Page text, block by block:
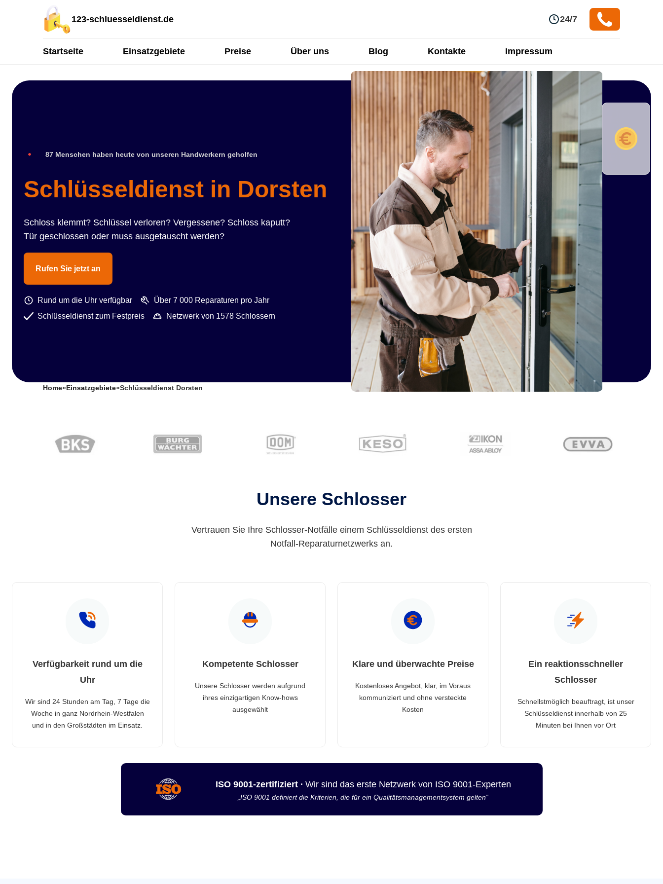
123-schluesseldienst.de 24/7
Startseite Einsatzgebiete Preise Über uns Blog Kontakte Impressum
87 Menschen haben heute von unseren Handwerkern geholfen
Schlüsseldienst in Dorsten
Schloss klemmt? Schlüssel verloren? Vergessene? Schloss kaputt?
Tür geschlossen oder muss ausgetauscht werden?
Rufen Sie jetzt an
Rund um die Uhr verfügbar
Über 7 000 Reparaturen pro Jahr
Schlüsseldienst zum Festpreis
Netzwerk von 1578 Schlossern
Home» Einsatzgebiete»Schlüsseldienst Dorsten
Unsere Schlosser
Vertrauen Sie Ihre Schlosser-Notfälle einem Schlüsseldienst des ersten
Notfall-Reparaturnetzwerks an.
Verfügbarkeit rund um die
Uhr
Wir sind 24 Stunden am Tag, 7 Tage die
Woche in ganz Nordrhein-Westfalen
und in den Großstädten im Einsatz.
Kompetente Schlosser
Unsere Schlosser werden aufgrund
ihres einzigartigen Know-hows
ausgewählt
Klare und überwachte Preise
Kostenloses Angebot, klar, im Voraus
kommuniziert und ohne versteckte
Kosten
Ein reaktionsschneller
Schlosser
Schnellstmöglich beauftragt, ist unser
Schlüsseldienst innerhalb von 25
Minuten bei Ihnen vor Ort
ISO 9001-zertifiziert · Wir sind das erste Netzwerk von ISO 9001-Experten
„ISO 9001 definiert die Kriterien, die für ein Qualitätsmanagementsystem gelten“